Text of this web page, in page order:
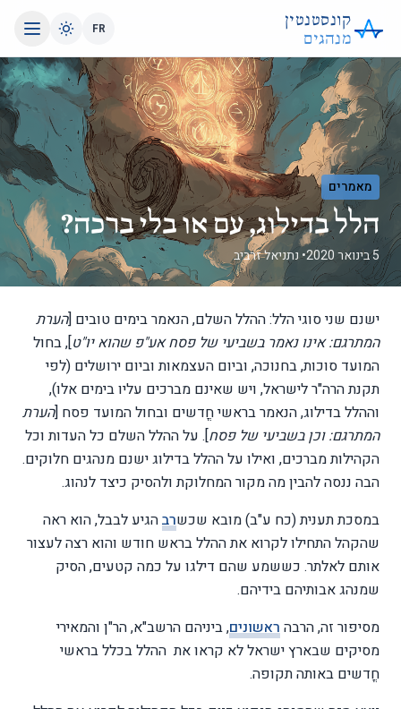
קונסטנטין
מנהגים
FR
מאמרים
הלל בדילוג, עם או בלי ברכה?
5 בינואר 2020 • נתניאל זרביב
ישנם שני סוגי הלל: ההלל השלם, הנאמר בימים טובים [הערת
המתרגם: אינו נאמר בשביעי של פסח אע"פ שהוא יו"ט], בחול
המועד סוכות, בחנוכה, וביום העצמאות וביום ירושלים (לפי
תקנת הרה"ר לישראל, ויש שאינם מברכים עליו בימים אלו),
וההלל בדילוג, הנאמר בראשי חֳדשים ובחול המועד פסח [הערת
המתרגם: וכן בשביעי של פסח]. על ההלל השלם כל העדות וכל
הקהילות מברכים, ואילו על ההלל בדילוג ישנם מנהגים חלוקים.
הבה ננסה להבין מה מקור המחלוקת ולהסיק כיצד לנהוג.
במסכת תענית (כח ע"ב) מובא שכשרבהגיע לבבל, הוא ראה
שהקהל התחילו לקרוא את ההלל בראש חודש והוא רצה לעצור
אותם לאלתר. כששמע שהם דילגו על כמה קטעים, הסיק
שמנהג אבותיהם בידיהם.
מסיפור זה, הרבהראשונים, ביניהם הרשב"א, הר"ן והמאירי
מסיקים שבארץ ישראל לא קראו את ההלל בכלל בראשי
חֳדשים באותה תקופה.